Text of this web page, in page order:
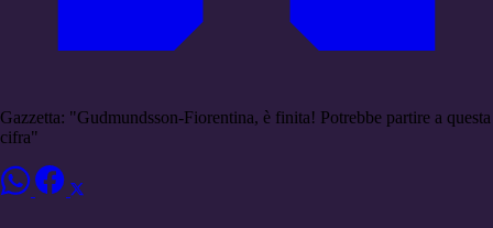
Gazzetta: "Gudmundsson-Fiorentina, è finita! Potrebbe partire a questa
cifra"